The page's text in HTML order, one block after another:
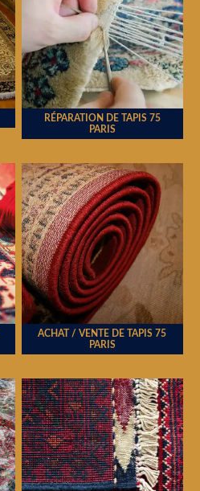
RÉPARATION DE TAPIS 75
PARIS
ACHAT / VENTE DE TAPIS 75
PARIS